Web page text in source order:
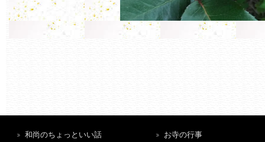
和尚のちょっといい話
お寺の行事